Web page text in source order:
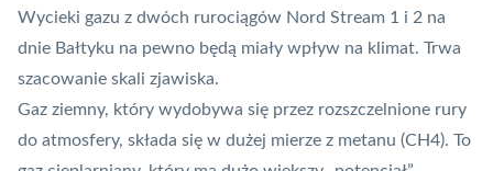
Wycieki gazu z dwóch rurociągów Nord Stream 1 i 2 na
dnie Bałtyku na pewno będą miały wpływ na klimat. Trwa
szacowanie skali zjawiska.
Gaz ziemny, który wydobywa się przez rozszczelnione rury
do atmosfery, składa się w dużej mierze z metanu (CH4). To